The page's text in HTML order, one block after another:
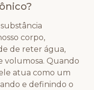
corpo,
de reter água,
volumosa. Quando
atua como um
e definindo o